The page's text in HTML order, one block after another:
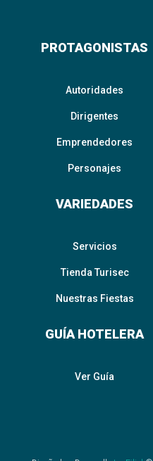
PROTAGONISTAS
Autoridades
Dirigentes
Emprendedores
Personajes
VARIEDADES
Servicios
Tienda Turisec
Nuestras Fiestas
GUÍA HOTELERA
Ver Guía